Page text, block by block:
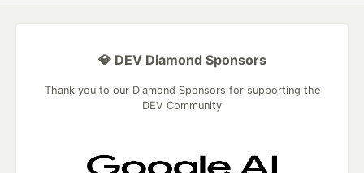
💎 DEV Diamond Sponsors
Thank you to our Diamond Sponsors for supporting the
DEV Community